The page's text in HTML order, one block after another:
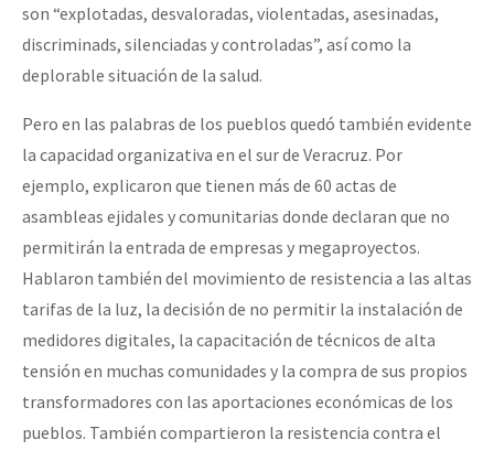
son “explotadas, desvaloradas, violentadas, asesinadas,
discriminads, silenciadas y controladas”, así como la
deplorable situación de la salud.
Pero en las palabras de los pueblos quedó también evidente
la capacidad organizativa en el sur de Veracruz. Por
ejemplo, explicaron que tienen más de 60 actas de
asambleas ejidales y comunitarias donde declaran que no
permitirán la entrada de empresas y megaproyectos.
Hablaron también del movimiento de resistencia a las altas
tarifas de la luz, la decisión de no permitir la instalación de
medidores digitales, la capacitación de técnicos de alta
tensión en muchas comunidades y la compra de sus propios
transformadores con las aportaciones económicas de los
pueblos. También compartieron la resistencia contra el